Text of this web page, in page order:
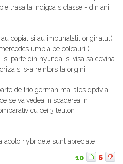
trasa la indigoa s classe - din anii
copiat si au imbunatatit originalul(
umbla pe colcauri (
parte din hyundai si visa sa devina
si s-a reintors la origini.
de trio german mai ales dpdv al
se va vedea in scaderea in
cu cei 3 teutoni
acolo hybridele sunt apreciate
10 6